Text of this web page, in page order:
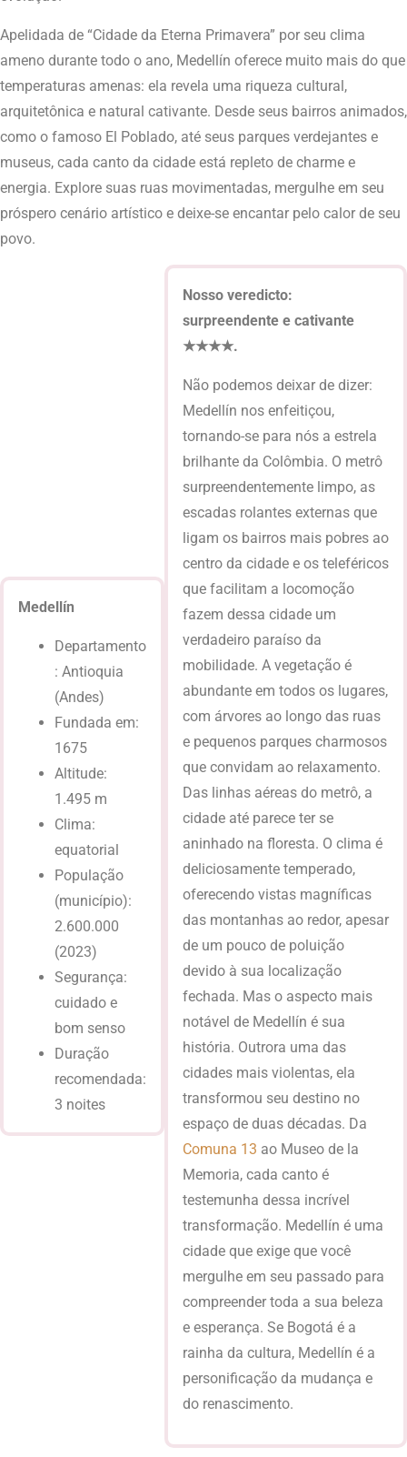
Apelidada de “Cidade da Eterna Primavera” por seu clima
ameno durante todo o ano, Medellín oferece muito mais do que
temperaturas amenas: ela revela uma riqueza cultural,
arquitetônica e natural cativante. Desde seus bairros animados,
como o famoso El Poblado, até seus parques verdejantes e
museus, cada canto da cidade está repleto de charme e
energia. Explore suas ruas movimentadas, mergulhe em seu
próspero cenário artístico e deixe-se encantar pelo calor de seu
povo.
Medellín
Departamento
: Antioquia
(Andes)
Fundada em:
1675
Altitude:
1.495 m
Clima:
equatorial
População
(município):
2.600.000
(2023)
Segurança:
cuidado e
bom senso
Duração
recomendada:
3 noites
Nosso veredicto:
surpreendente e cativante
★★★★.
Não podemos deixar de dizer:
Medellín nos enfeitiçou,
tornando-se para nós a estrela
brilhante da Colômbia. O metrô
surpreendentemente limpo, as
escadas rolantes externas que
ligam os bairros mais pobres ao
centro da cidade e os teleféricos
que facilitam a locomoção
fazem dessa cidade um
verdadeiro paraíso da
mobilidade. A vegetação é
abundante em todos os lugares,
com árvores ao longo das ruas
e pequenos parques charmosos
que convidam ao relaxamento.
Das linhas aéreas do metrô, a
cidade até parece ter se
aninhado na floresta. O clima é
deliciosamente temperado,
oferecendo vistas magníficas
das montanhas ao redor, apesar
de um pouco de poluição
devido à sua localização
fechada. Mas o aspecto mais
notável de Medellín é sua
história. Outrora uma das
cidades mais violentas, ela
transformou seu destino no
espaço de duas décadas. Da
Comuna 13 ao Museo de la
Memoria, cada canto é
testemunha dessa incrível
transformação. Medellín é uma
cidade que exige que você
mergulhe em seu passado para
compreender toda a sua beleza
e esperança. Se Bogotá é a
rainha da cultura, Medellín é a
personificação da mudança e
do renascimento.